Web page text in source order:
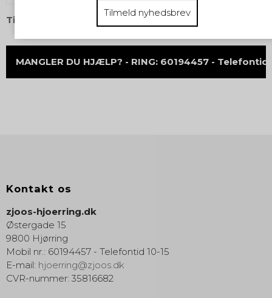
Tilføj til ønskeliste
MANGLER DU HJÆLP? - RING: 60194457 - Telefontid
Kontakt os
zjoos-hjoerring.dk
Østergade 15
9800 Hjørring
Mobil nr.: 60194457 - Telefontid 10-15
E-mail: hjoerring@zjoos.dk
CVR-nummer: 35816682
Tilmeld nyhedsbrev